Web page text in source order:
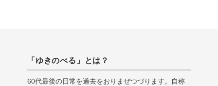
「ゆきのべる」とは？
60代最後の日常を過去をおりまぜつづります。自称